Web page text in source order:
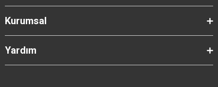
Kurumsal
Yardım